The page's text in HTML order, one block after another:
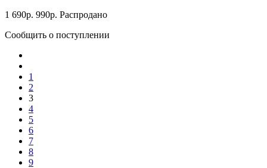
1 690р. 990р. Распродано
Сообщить о поступлении
1
2
3
4
5
6
7
8
9